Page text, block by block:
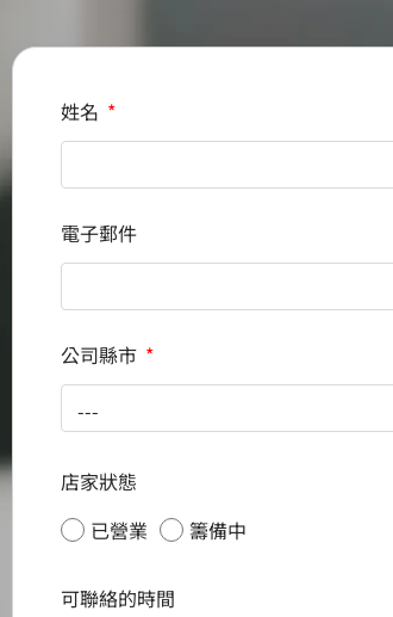
姓名
電子郵件
公司縣市
店家狀態
已營業
籌備中
可聯絡的時間